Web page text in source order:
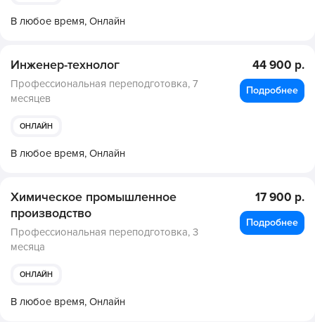
В любое время, Онлайн
Инженер-технолог
Профессиональная переподготовка, 7
месяцев
ОНЛАЙН
В любое время, Онлайн
44 900 р.
Подробнее
Химическое промышленное
производство
Профессиональная переподготовка, 3
месяца
ОНЛАЙН
В любое время, Онлайн
17 900 р.
Подробнее